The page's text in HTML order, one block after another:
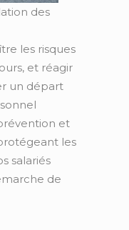
des
les risques
et réagir
un départ
et
les
salariés
de